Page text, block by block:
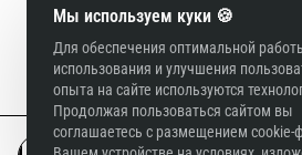
Мы используем куки 🍪
Для обеспечения оптимальной
использования и улучшения
опыта на сайте используются
Продолжая пользоваться сайтом вы
соглашаетесь с размещением cookie-